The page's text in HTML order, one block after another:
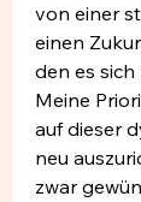
von einer
einen
den es
Meine
auf dieser
neu
zwar